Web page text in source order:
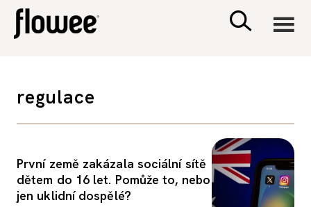
PSYCHOLOGIE
RODINA A DĚTI
regulace
První země zakázala sociální sítě
dětem do 16 let. Pomůže to, nebo
jen uklidní dospělé?